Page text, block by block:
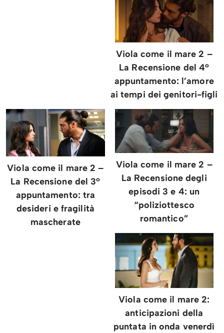
Viola come il mare 2 –
La Recensione del 4°
appuntamento: l’amore
ai tempi dei genitori-figli
Viola come il mare 2 –
La Recensione del 3°
appuntamento: tra
desideri e fragilità
mascherate
Viola come il mare 2 –
La Recensione degli
episodi 3 e 4: un
“poliziottesco
romantico”
Viola come il mare 2:
anticipazioni della
puntata in onda venerdì